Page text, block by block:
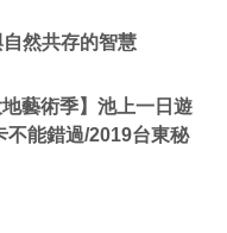
然共存的智慧
藝術季】池上一日遊
不能錯過/2019台東秘